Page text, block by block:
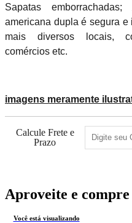
Sapatas emborrachadas;
americana dupla é segura
mais diversos locais,
comércios etc.
imagens meramente
Calcule Frete e
Prazo
Aproveite e
Você está visualizando